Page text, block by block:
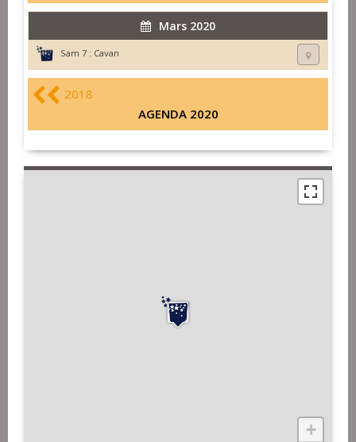
Mars 2020
Sam 7 : Cavan
2018
AGENDA 2020
+